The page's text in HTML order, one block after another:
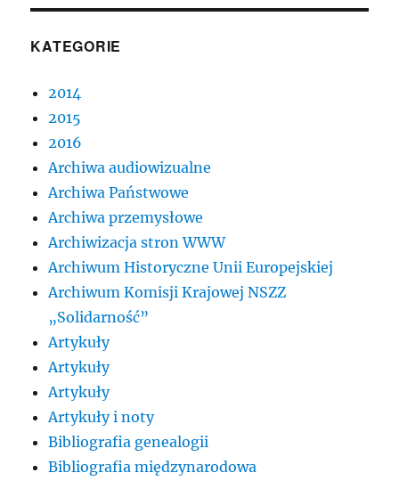
KATEGORIE
2014
2015
2016
Archiwa audiowizualne
Archiwa Państwowe
Archiwa przemysłowe
Archiwizacja stron WWW
Archiwum Historyczne Unii Europejskiej
Archiwum Komisji Krajowej NSZZ
„Solidarność”
Artykuły
Artykuły
Artykuły
Artykuły i noty
Bibliografia genealogii
Bibliografia międzynarodowa